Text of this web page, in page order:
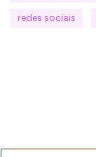
redes sociais